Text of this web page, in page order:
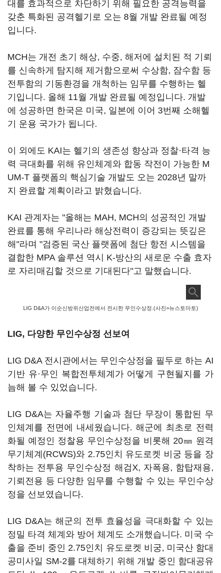
대를 효과적으로 차단하기 위해 필요한 공격능력을
갖춘 특화된 공격헬기로 오는 8월 개발 완료될 예정
입니다.
MCH는 개전 초기 해상, 수중, 해저에 설치된 적 기뢰
를 신속하게 탐지해 제거함으로써 수상함, 잠수함 등
전투함의 기동환경을 개척하는 임무를 수행하는 헬
기입니다. 올해 11월 개발 완료될 예정입니다. 개발
에 성공하면 한국은 미국, 일본에 이어 3번째 소해헬
기 운용 국가가 됩니다.
이 외에도 KAI는 헬기의 생존성 향상과 정찰·타격 능
력 극대화를 위해 유인체계와 합동 작전이 가능한 M
UM-T 플랫폼의 핵심기술 개발도 오는 2028년 말까
지 완료할 계획이라고 밝혔습니다.
KAI 관계자는 "올해는 MAH, MCH의 성공적인 개발
완료를 통해 우리나라 해상전력이 증강되는 뜻깊은
해"라며 "검증된 국산 플랫폼에 첨단 항전 시스템을
결합한 MPA 솔루션 역시 K-방산의 새로운 수출 효자
로 자리매김할 것으로 기대된다"고 말했습니다.
LIG D&A가 이순신방위산업전에서 전시한 무인수상정.(사진=뉴스토마토)
LIG, 다양한 무인수상정 선보여
LIG D&A 전시관에서는 무인수상정을 필두로 하는 AI
기반 유·무인 복합전투체계가 어떻게 구현될지를 가
늠해 볼 수 있었습니다.
LIG D&A는 자율주행 기술과 첨단 무장이 통합된 무
인체계를 전면에 내세웠습니다. 해군에 최초로 전력
화될 예정인 정찰용 무인수상정을 비롯해 20㎜ 원격
무기체계(RCWS)와 2.75인치 유도로켓 비궁 등을 장
착하는 전투용 무인수상정 해검X, 자폭용, 함탑재용,
기뢰전용 등 다양한 임무를 수행할 수 있는 무인수상
정을 선보였습니다.
LIG D&A는 해군의 전투 효율성을 극대화할 수 있는
정밀 타격 체계와 방어 체계도 소개했습니다. 미국 수
출을 준비 중인 2.75인치 유도로켓 비궁, 미국산 함대
공미사일 SM-2를 대체하기 위해 개발 중인 함대공유